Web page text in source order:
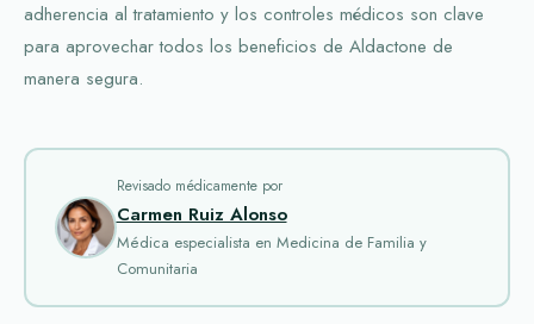
adherencia al tratamiento y los controles médicos son clave
para aprovechar todos los beneficios de Aldactone de
manera segura.
Revisado médicamente por
Carmen Ruiz Alonso
Médica especialista en Medicina de Familia y
Comunitaria